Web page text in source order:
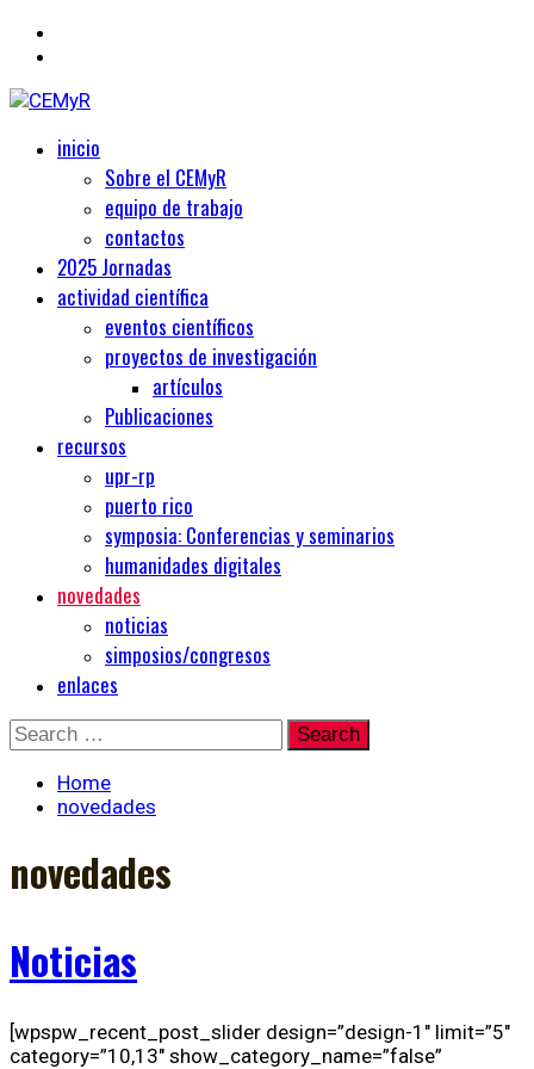
CEMyR
Centro de Estudios Medievales y Renacentistas
Primaryinicio
Sobre el CEMyR
equipo de trabajo
contactos
2025 Jornadas
actividad científica
eventos científicos
proyectos de investigación
artículos
Publicaciones
recursos
upr-rp
puerto rico
symposia: Conferencias y seminarios
humanidades digitales
novedades
noticias
simposios/congresos
enlaces
Skip
to
content
Search
for:
Home
novedades
novedades
Noticias
[wpspw_recent_post_slider design=”design-1″ limit=”5″
category=”10,13″ show_category_name=”false”